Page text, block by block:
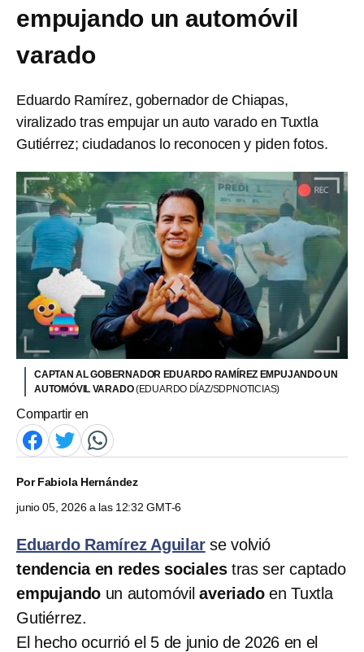
empujando un automóvil
varado
Eduardo Ramírez, gobernador de Chiapas,
viralizado tras empujar un auto varado en Tuxtla
Gutiérrez; ciudadanos lo reconocen y piden fotos.
CAPTAN AL GOBERNADOR EDUARDO RAMÍREZ EMPUJANDO UN
AUTOMÓVIL VARADO(EDUARDO DÍAZ/SDPNOTICIAS)
Compartir en
PorFabiola Hernández
junio 05, 2026 a las 12:32 GMT-6
Eduardo Ramírez Aguilarse volvió
tendencia en redes socialestras ser captado
empujando un automóvilaveriadoen Tuxtla
Gutiérrez.
El hecho ocurrió el 5 de junio de 2026 en el